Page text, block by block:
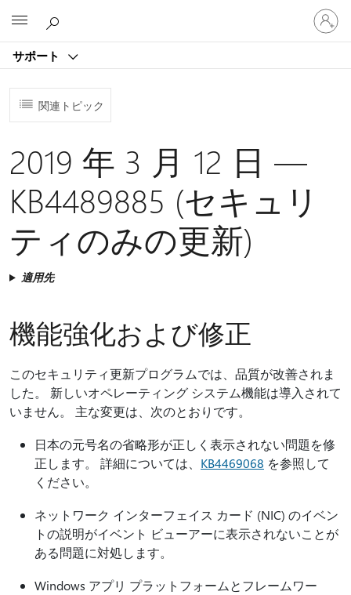
サポート
ア
カ
ウ
す
る
関連トピック
2019 年 3 月 12 日 —
KB4489885 (セキュリ
ティのみの更新)
適用先
機能強化および修正
このセキュリティ更新プログラムでは、品質が改善されま
した。 新しいオペレーティング システム機能は導入されて
いません。 主な変更は、次のとおりです。
日本の元号名の省略形が正しく表示されない問題を修
正します。 詳細については、 KB4469068 を参照して
ください。
ネットワーク インターフェイス カード (NIC) のイベン
トの説明がイベント ビューアーに表示されないことが
ある問題に対処します。
Windows アプリ プラットフォームとフレームワー